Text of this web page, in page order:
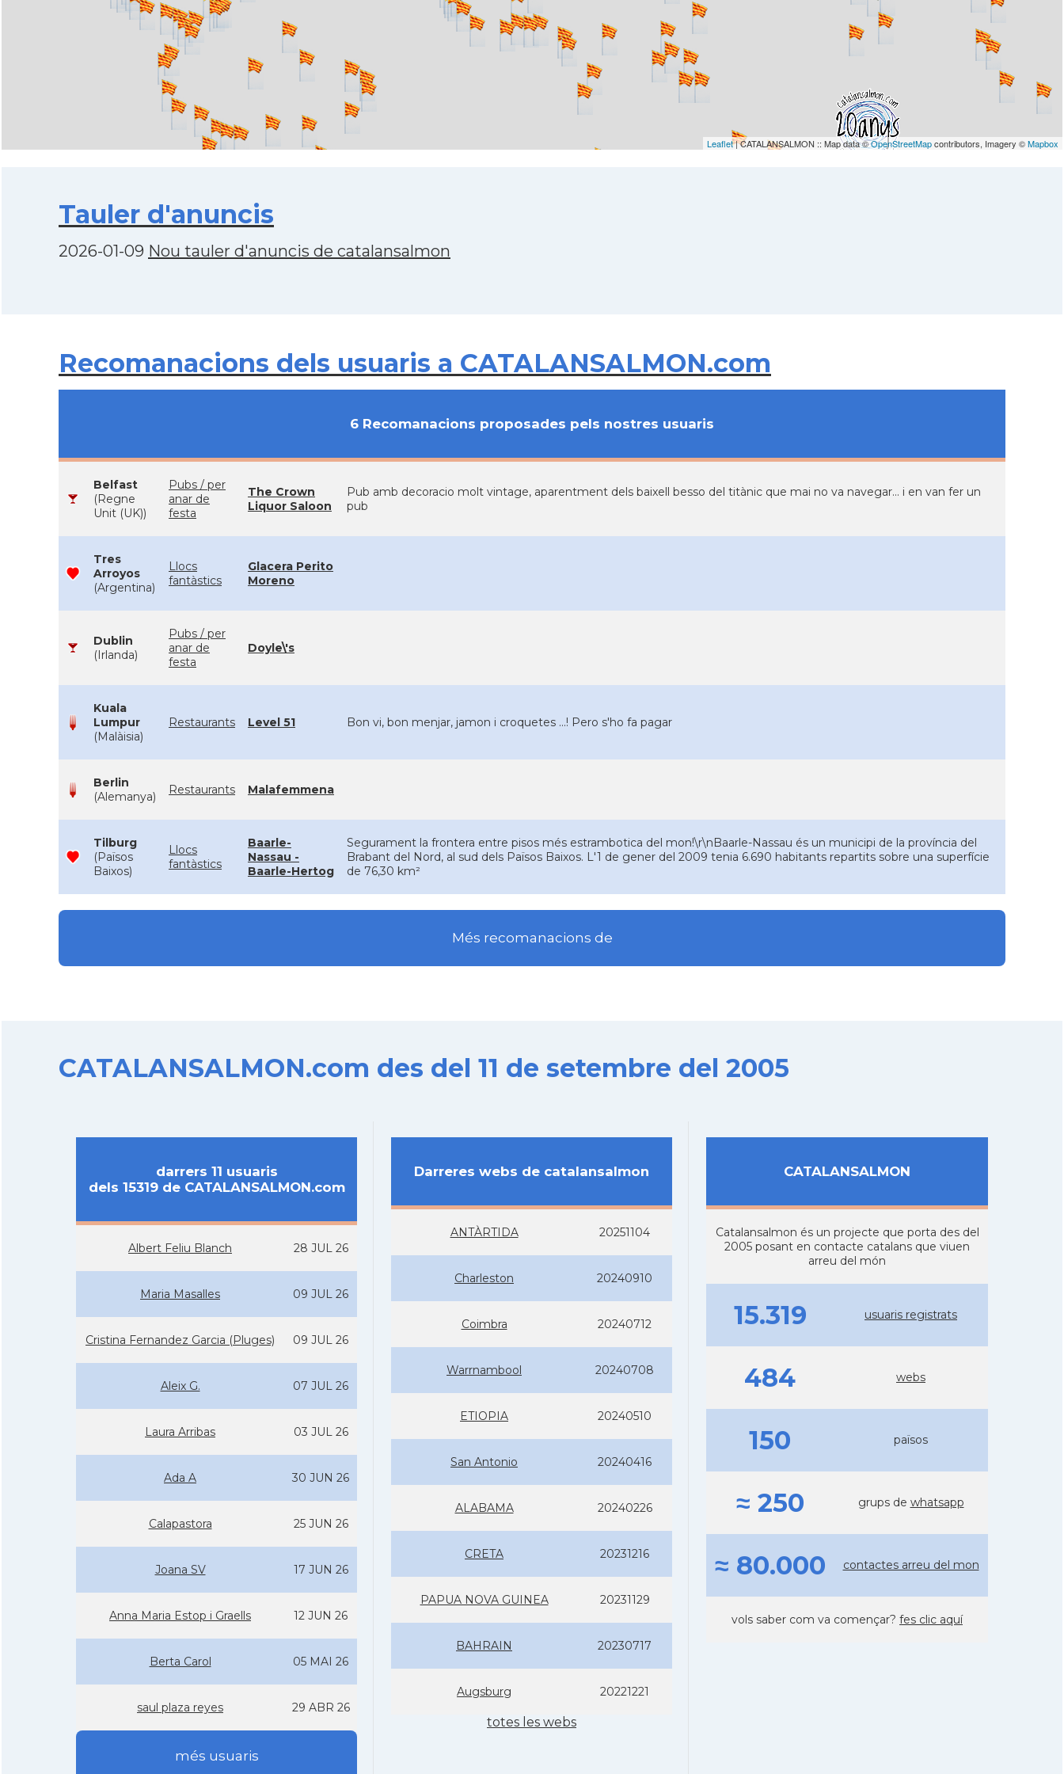
Leaflet| CATALANSALMON :: Map data ©OpenStreetMapcontributors, Imagery ©Mapbox
Tauler d'anuncis
2026-01-09 Nou tauler d'anuncis de catalansalmon
Recomanacions dels usuaris a CATALANSALMON.com
6 Recomanacions proposades pels nostres usuaris
Belfast
(Regne
Unit (UK))
Pubs / per
anar de
festa
The Crown
Liquor Saloon
Pub amb decoracio molt vintage, aparentment dels baixell besso del titànic que mai no va navegar... i en van fer un
pub
Tres
Arroyos
(Argentina)
Llocs
fantàstics
Glacera Perito
Moreno
Dublin
(Irlanda)
Pubs / per
anar de
festa
Doyle\'s
Kuala
Lumpur
(Malàisia)
Restaurants Level 51 Bon vi, bon menjar, jamon i croquetes ...! Pero s'ho fa pagar
Berlin
(Alemanya)
Restaurants Malafemmena
Tilburg
(Països
Baixos)
Llocs
fantàstics
Baarle-
Nassau -
Baarle-Hertog
Segurament la frontera entre pisos més estrambotica del mon!\r\nBaarle-Nassau és un municipi de la província del
Brabant del Nord, al sud dels Països Baixos. L'1 de gener del 2009 tenia 6.690 habitants repartits sobre una superfície
de 76,30 km²
Més recomanacions de
CATALANSALMON.com des del 11 de setembre del 2005
darrers 11 usuaris
dels 15319 de CATALANSALMON.com
Albert Feliu Blanch 28 JUL 26
Maria Masalles 09 JUL 26
Cristina Fernandez Garcia (Pluges) 09 JUL 26
Aleix G. 07 JUL 26
Laura Arribas 03 JUL 26
Ada A 30 JUN 26
Calapastora 25 JUN 26
Joana SV 17 JUN 26
Anna Maria Estop i Graells 12 JUN 26
Berta Carol 05 MAI 26
saul plaza reyes 29 ABR 26
més usuaris
Darreres webs de catalansalmon
ANTÀRTIDA 20251104
Charleston 20240910
Coimbra 20240712
Warrnambool 20240708
ETIOPIA 20240510
San Antonio 20240416
ALABAMA 20240226
CRETA 20231216
PAPUA NOVA GUINEA 20231129
BAHRAIN 20230717
Augsburg 20221221
totes les webs
CATALANSALMON
Catalansalmon és un projecte que porta des del
2005 posant en contacte catalans que viuen
arreu del món
15.319 usuaris registrats
484 webs
150 països
≈ 250 grups de whatsapp
≈ 80.000 contactes arreu del mon
vols saber com va començar? fes clic aquí